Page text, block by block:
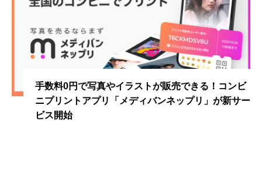
手数料0円で写真やイラストが販売できる！コンビ
ニプリントアプリ「メディバンネップリ」が新サー
ビス開始